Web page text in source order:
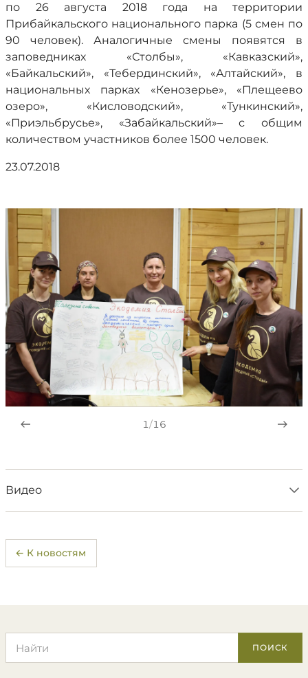
по 26 августа 2018 года на территории
Прибайкальского национального парка (5 смен по
90 человек). Аналогичные смены появятся в
заповедниках «Столбы», «Кавказский»,
«Байкальский», «Тебердинский», «Алтайский», в
национальных парках «Кенозерье», «Плещеево
озеро», «Кисловодский», «Тункинский»,
«Приэльбрусье», «Забайкальский»– с общим
количеством участников более 1500 человек.
23.07.2018
1/16
Видео
← К новостям
ПОИСК